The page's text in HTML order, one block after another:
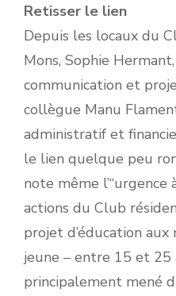
Retisser le lien
Depuis les locaux du
Mons, Sophie
communication et
collègue Manu
administratif et
le lien quelque peu
note même l’“urgence
actions du Club
projet d’éducation
jeune – entre 15 et 25
principalement mené